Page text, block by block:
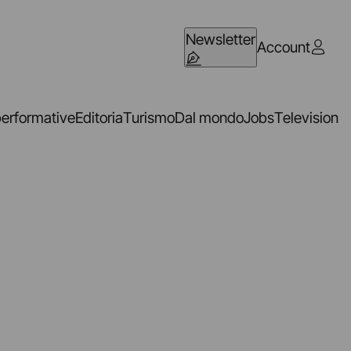
NewsletterAccount
EditoriaTurismoDal mondoJobsTelevision